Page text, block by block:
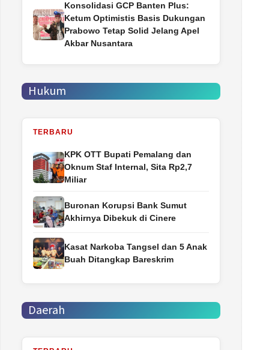
Konsolidasi GCP Banten Plus:
Ketum Optimistis Basis Dukungan
Prabowo Tetap Solid Jelang Apel
Akbar Nusantara
Hukum
TERBARU
‎KPK OTT Bupati Pemalang dan
Oknum Staf Internal, Sita Rp2,7
Miliar
Buronan Korupsi Bank Sumut
Akhirnya Dibekuk di Cinere
Kasat Narkoba Tangsel dan 5 Anak
Buah Ditangkap Bareskrim
Daerah